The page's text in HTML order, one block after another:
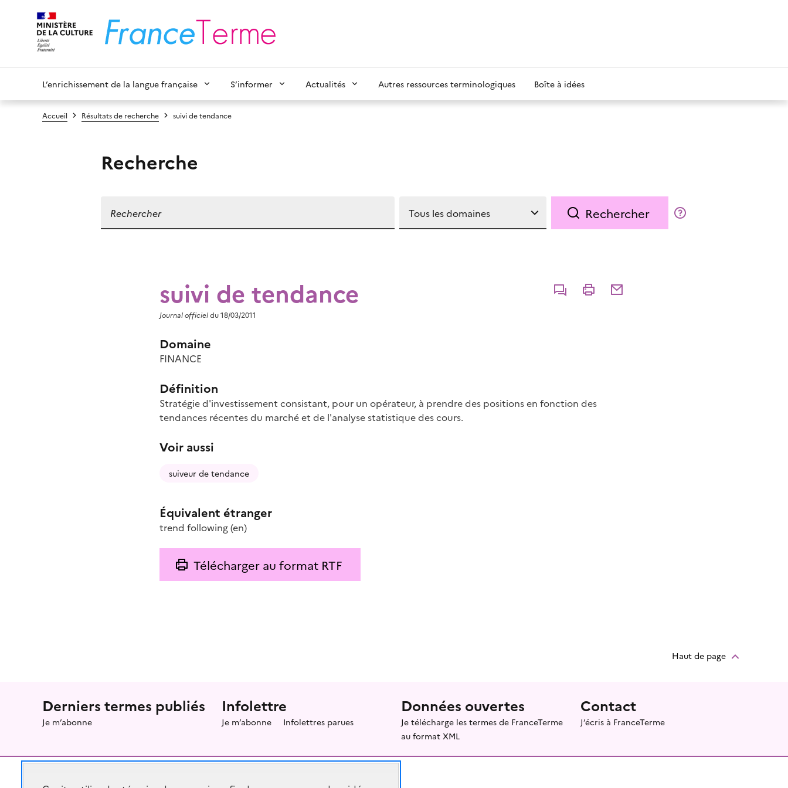
L’enrichissement de la langue française S’informer Actualités Autres ressources terminologiques Boîte à idées
Accueil Résultats de recherche suivi de tendance
Recherche
Rechercher
suivi de tendance CommenterImprimerPartager par courriel
Journal officieldu 18/03/2011
Domaine
FINANCE
Définition
Stratégie d'investissement consistant, pour un opérateur, à prendre des positions en fonction des
tendances récentes du marché et de l'analyse statistique des cours.
Voir aussi
suiveur de tendance
Équivalent étranger
trend following(en)
Télécharger au format RTF
Haut de page
Menu prefooter
Derniers termes publiés
Je m’abonne
Infolettre
Je m’abonne Infolettres parues
Données ouvertes
Je télécharge les termes de FranceTerme
au format XML
Contact
J’écris à FranceTerme